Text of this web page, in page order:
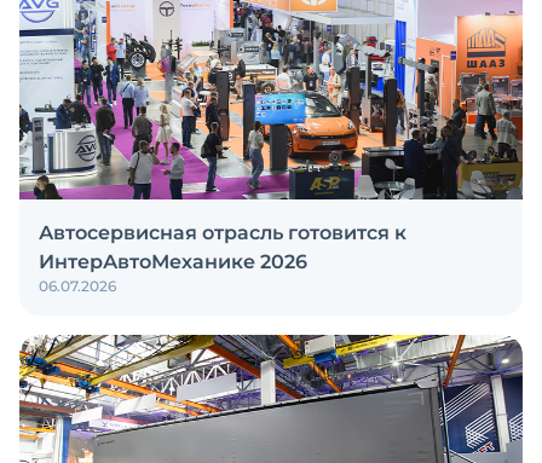
Автосервисная отрасль готовится к
ИнтерАвтоМеханике 2026
06.07.2026